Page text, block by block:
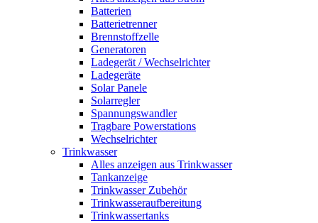
Batterien
Batterietrenner
Brennstoffzelle
Generatoren
Ladegerät / Wechselrichter
Ladegeräte
Solar Panele
Solarregler
Spannungswandler
Tragbare Powerstations
Wechselrichter
Trinkwasser
Alles anzeigen aus Trinkwasser
Tankanzeige
Trinkwasser Zubehör
Trinkwasseraufbereitung
Trinkwassertanks